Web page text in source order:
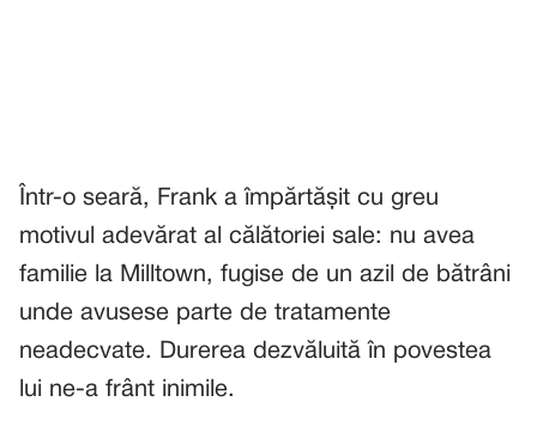
Într-o seară, Frank a împărtășit cu greu
motivul adevărat al călătoriei sale: nu avea
familie la Milltown, fugise de un azil de bătrâni
unde avusese parte de tratamente
neadecvate. Durerea dezvăluită în povestea
lui ne-a frânt inimile.